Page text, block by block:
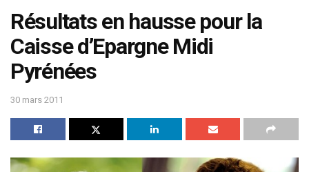
Résultats en hausse pour la
Caisse d’Epargne Midi
Pyrénées
30 mars 2011